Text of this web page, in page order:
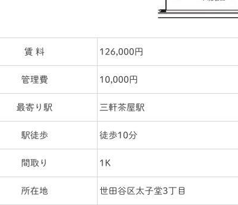
賃 料 126,000円
管理費 10,000円
最寄り駅 三軒茶屋駅
駅徒歩 徒歩10分
間取り 1K
所在地 世田谷区太子堂3丁目